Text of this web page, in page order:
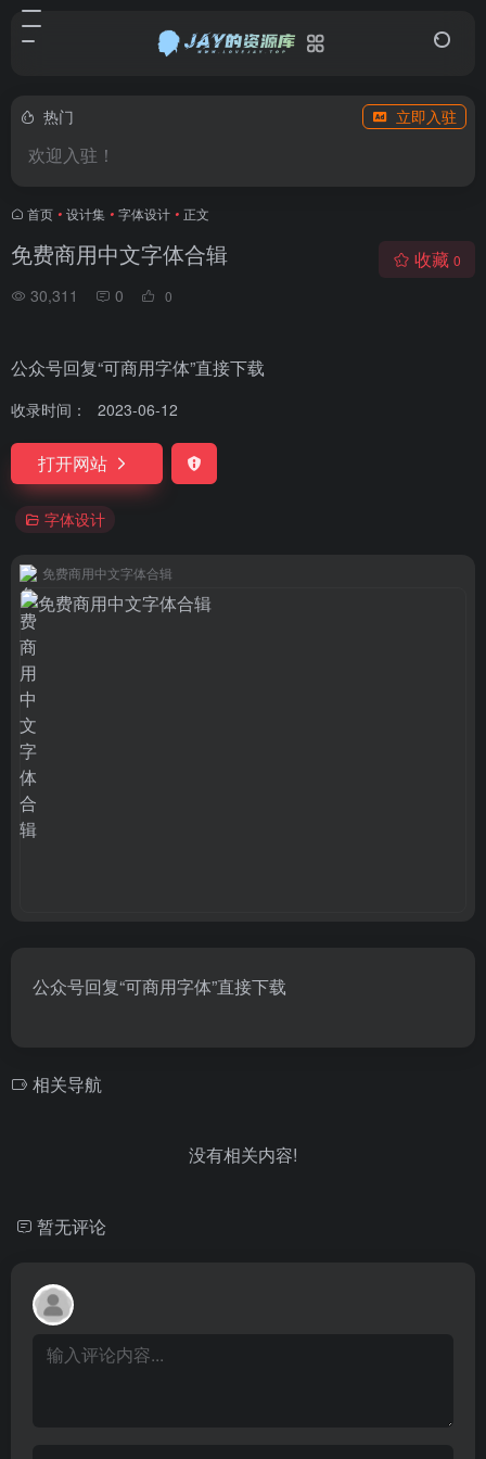
热门 立即入驻
欢迎入驻！
首页 • 设计集 • 字体设计 • 正文
免费商用中文字体合辑
30,311 0 0
收藏 0
公众号回复“可商用字体”直接下载
收录时间： 2023-06-12
打开网站
字体设计
免费商用中文字体合辑
公众号回复“可商用字体”直接下载
相关导航
没有相关内容!
暂无评论